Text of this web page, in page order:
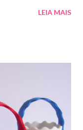
LEIA MAIS